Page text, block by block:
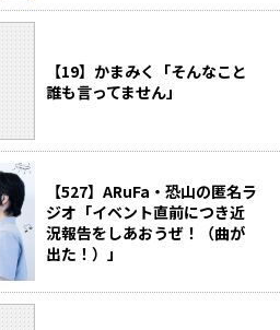
【19】かまみく「そんなこと
誰も言ってません」
【527】ARuFa・恐山の匿名ラ
ジオ「イベント直前につき近
況報告をしあおうぜ！（曲が
出た！）」